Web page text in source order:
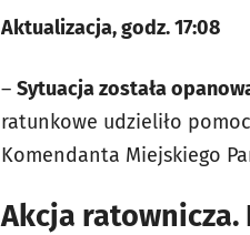
Aktualizacja, godz. 17:08
– Sytuacja została
ratunkowe udzieliło
Komendanta Miejskiego
Akcja